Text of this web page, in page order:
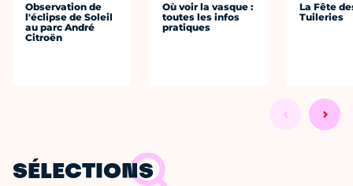
Observation de
l'éclipse de Soleil
au parc André
Citroën
Où voir la vasque :
toutes les infos
pratiques
La Fête
Tuileries
SÉLECTIONS